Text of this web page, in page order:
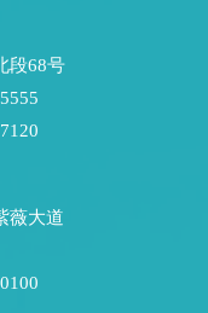
段68号
薇大道